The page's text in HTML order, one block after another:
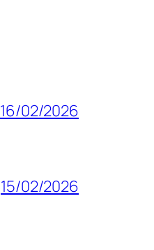
16/02/2026
15/02/2026